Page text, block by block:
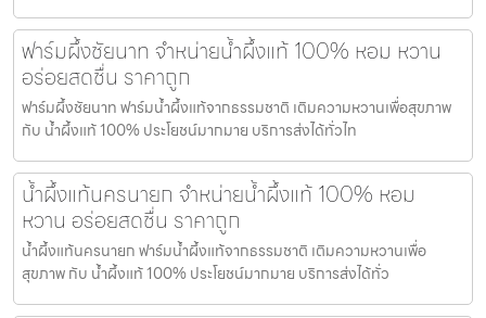
ฟาร์มผึ้งชัยนาท จำหน่ายน้ำผึ้งแท้ 100% หอม หวาน
อร่อยสดชื่น ราคาถูก
ฟาร์มผึ้งชัยนาท ฟาร์มน้ำผึ้งแท้จากธรรมชาติ เติมความหวานเพื่อสุขภาพ
กับ น้ำผึ้งแท้ 100% ประโยชน์มากมาย บริการส่งได้ทั่วไท
น้ำผึ้งแท้นครนายก จำหน่ายน้ำผึ้งแท้ 100% หอม
หวาน อร่อยสดชื่น ราคาถูก
น้ำผึ้งแท้นครนายก ฟาร์มน้ำผึ้งแท้จากธรรมชาติ เติมความหวานเพื่อ
สุขภาพ กับ น้ำผึ้งแท้ 100% ประโยชน์มากมาย บริการส่งได้ทั่ว